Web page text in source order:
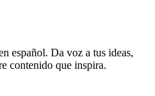
español. Da voz a tus ideas,
contenido que inspira.